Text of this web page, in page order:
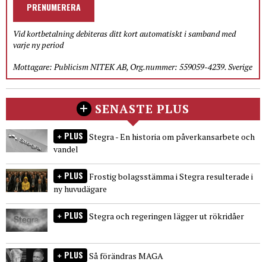
PRENUMERERA
Vid kortbetalning debiteras ditt kort automatiskt i samband med
varje ny period
Mottagare: Publicism NITEK AB, Org.nummer: 559059-4239. Sverige
SENASTE PLUS
PLUS Stegra - En historia om påverkansarbete och
vandel
PLUS Frostig bolagsstämma i Stegra resulterade i
ny huvudägare
PLUS Stegra och regeringen lägger ut rökridåer
PLUS Så förändras MAGA